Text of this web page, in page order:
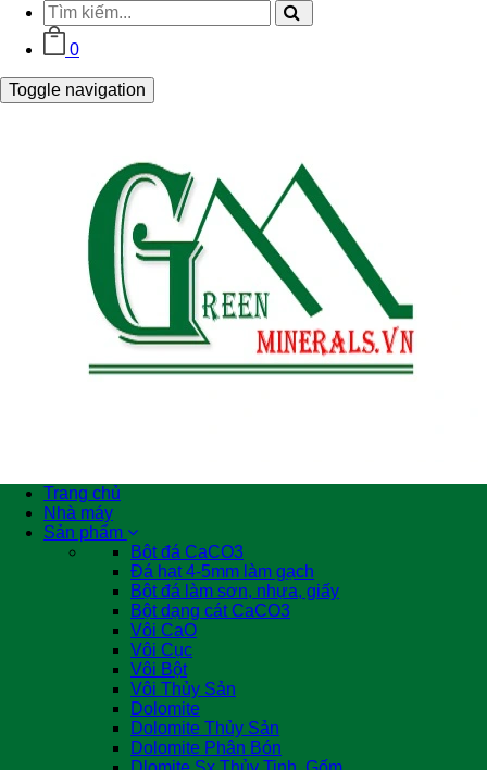
0
Toggle navigation
Trang chủ
Nhà máy
Sản phẩm
Bột đá CaCO3
Đá hạt 4-5mm làm gạch
Bột đá làm sơn, nhựa, giấy
Bột dạng cát CaCO3
Vôi CaO
Vôi Cục
Vôi Bột
Vôi Thủy Sản
Dolomite
Dolomite Thủy Sản
Dolomite Phân Bón